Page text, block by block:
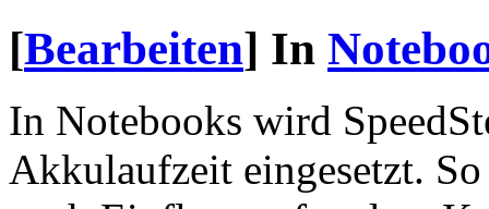
[Bearbeiten] In
In Notebooks wird
Akkulaufzeit eingesetzt.